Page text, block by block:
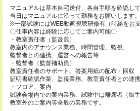
マニュアルは基本自宅送付、各自手順を確認して
当日はマニュアルに沿って勤務をお願いします。
※一部試験にはWEB動画視聴研修有（時給をお支
〇仕事内容は経験に応じてご案内可能〇
・教室責任者（監督員）
教室内のアナウンス業務、時間管理、監視、
監督者との連携、運営への報告等
・監督者（監督補助員）
教室責任者のサポート。答案用紙の配布・回収
証明書確認作業、監視業務、教室責任者との連携
・フロア、案内
試験会場内での案内業務、試験中は離席者（御
教室外のご案内等全般の業務です。